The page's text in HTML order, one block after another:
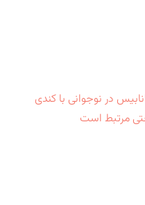
در نوجوانی با کندی
مرتبط است